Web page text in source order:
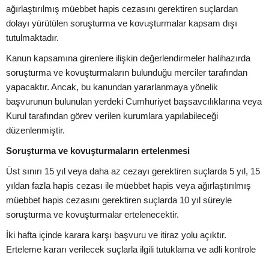
ağırlaştırılmış müebbet hapis cezasını gerektiren suçlardan
dolayı yürütülen soruşturma ve kovuşturmalar kapsam dışı
tutulmaktadır.
Kanun kapsamına girenlere ilişkin değerlendirmeler halihazırda
soruşturma ve kovuşturmaların bulunduğu merciler tarafından
yapacaktır. Ancak, bu kanundan yararlanmaya yönelik
başvurunun bulunulan yerdeki Cumhuriyet başsavcılıklarına veya
Kurul tarafından görev verilen kurumlara yapılabileceği
düzenlenmiştir.
Soruşturma ve kovuşturmaların ertelenmesi
Üst sınırı 15 yıl veya daha az cezayı gerektiren suçlarda 5 yıl, 15
yıldan fazla hapis cezası ile müebbet hapis veya ağırlaştırılmış
müebbet hapis cezasını gerektiren suçlarda 10 yıl süreyle
soruşturma ve kovuşturmalar ertelenecektir.
İki hafta içinde karara karşı başvuru ve itiraz yolu açıktır.
Erteleme kararı verilecek suçlarla ilgili tutuklama ve adli kontrole